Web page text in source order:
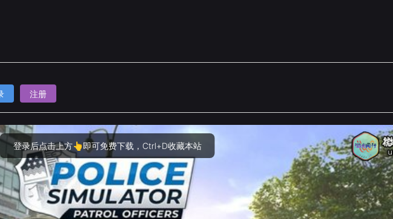
注册
登录后点击上方👆即可免费下载，Ctrl+D收藏本站